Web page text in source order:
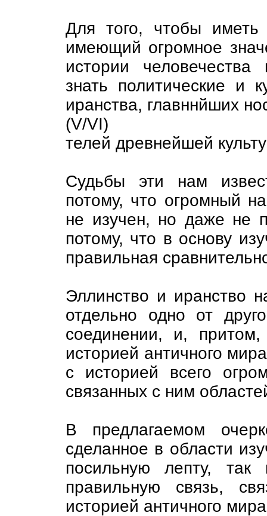
Для того, чтобы иметь
имеющий огромное
истории
знать политические и
иранства, главннйших
(V/VI)
телей древнейшей
Судьбы эти нам
потому, что огромный
не изучен, но даже не
потому, что в основу
пра­вильная
Эллинство и иранство
отдельно одно от
соединении, и,
истopиeй античного
с историей всего
связанных с ним
В предлагаемом
сделанное в области
посильную лепту,
правильную связь,
истoрией антич­ного